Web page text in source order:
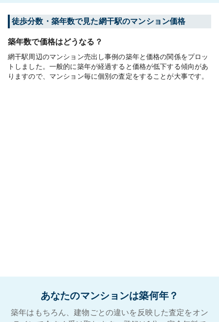
徒歩分数・築年数で見た網干駅のマンション価格
築年数で価格はどうなる？
網干駅周辺のマンション売出し事例の築年と価格の関係をプロッ
トしました。一般的に築年が経過すると価格が低下する傾向があ
りますので、マンション毎に個別の査定をすることが大事です。
あなたのマンションは築何年？
築年はもちろん、建物ごとの違いを反映した査定をオン